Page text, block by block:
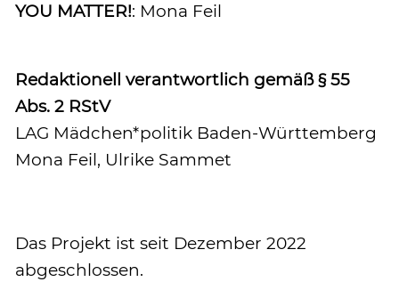
YOU MATTER!: Mona Feil
Redaktionell verantwortlich gemäß § 55
Abs. 2 RStV
LAG Mädchen*politik Baden-Württemberg
Mona Feil, Ulrike Sammet
Das Projekt ist seit Dezember 2022
abgeschlossen.